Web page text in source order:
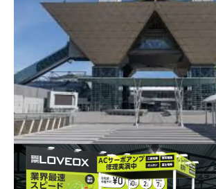
SERVICE
サービス内容
INTERVIEW
お客様インタビュー
RECRUIT
採用情報
GREEN CHALLENGE